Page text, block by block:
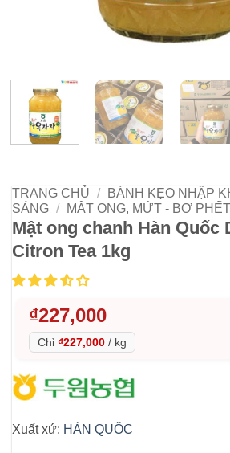
TRANG CHỦ / BÁNH KẸO NHẬP
SÁNG / MẬT ONG, MỨT - BƠ PHẾT
Mật ong chanh Hàn Quốc
Citron Tea 1kg
₫227,000
Chỉ ₫227,000 / kg
Xuất xứ: HÀN QUỐC